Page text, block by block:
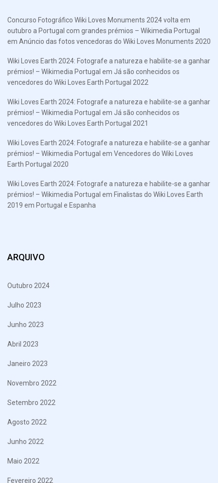
Concurso Fotográfico Wiki Loves Monuments 2024 volta em
outubro a Portugal com grandes prémios – Wikimedia Portugal
em Anúncio das fotos vencedoras do Wiki Loves Monuments 2020
Wiki Loves Earth 2024: Fotografe a natureza e habilite-se a ganhar
prémios! – Wikimedia Portugal em Já são conhecidos os
vencedores do Wiki Loves Earth Portugal 2022
Wiki Loves Earth 2024: Fotografe a natureza e habilite-se a ganhar
prémios! – Wikimedia Portugal em Já são conhecidos os
vencedores do Wiki Loves Earth Portugal 2021
Wiki Loves Earth 2024: Fotografe a natureza e habilite-se a ganhar
prémios! – Wikimedia Portugal em Vencedores do Wiki Loves
Earth Portugal 2020
Wiki Loves Earth 2024: Fotografe a natureza e habilite-se a ganhar
prémios! – Wikimedia Portugal em Finalistas do Wiki Loves Earth
2019 em Portugal e Espanha
ARQUIVO
Outubro 2024
Julho 2023
Junho 2023
Abril 2023
Janeiro 2023
Novembro 2022
Setembro 2022
Agosto 2022
Junho 2022
Maio 2022
Fevereiro 2022